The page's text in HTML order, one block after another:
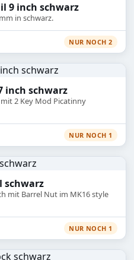
9 inch schwarz
in schwarz.
NUR NOCH 2
inch schwarz
2 Key Mod Picatinny
NUR NOCH 1
schwarz
mit Barrel Nut im MK16 style
NUR NOCH 1